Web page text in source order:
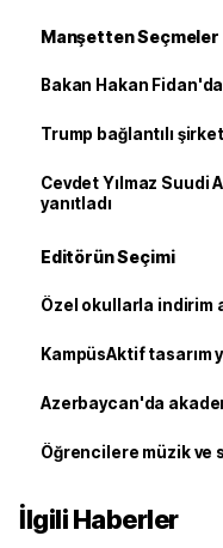
Manşetten Seçmeler
Bakan Hakan
Trump bağlantılı
Cevdet Yılmaz Suudi
yanıtladı
Editörün Seçimi
Özel okullarla indirim
KampüsAktif tasarım
Azerbaycan'da
Öğrencilere müzik ve
İlgili Haberler